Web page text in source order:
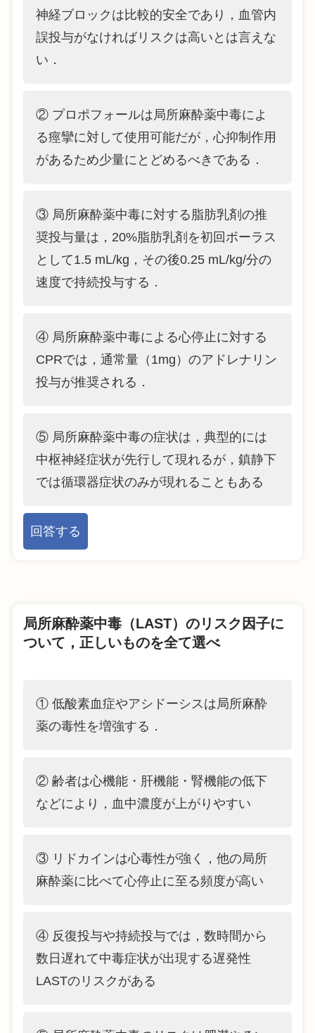
神経ブロックは比較的安全であり，血管内
誤投与がなければリスクは高いとは言えな
い．
② プロポフォールは局所麻酔薬中毒によ
る痙攣に対して使用可能だが，心抑制作用
があるため少量にとどめるべきである．
③ 局所麻酔薬中毒に対する脂肪乳剤の推
奨投与量は，20%脂肪乳剤を初回ボーラス
として1.5 mL/kg，その後0.25 mL/kg/分の
速度で持続投与する．
④ 局所麻酔薬中毒による心停止に対する
CPRでは，通常量（1mg）のアドレナリン
投与が推奨される．
⑤ 局所麻酔薬中毒の症状は，典型的には
中枢神経症状が先行して現れるが，鎮静下
では循環器症状のみが現れることもある
回答する
局所麻酔薬中毒（LAST）のリスク因子に
ついて，正しいものを全て選べ
① 低酸素血症やアシドーシスは局所麻酔
薬の毒性を増強する．
② 齢者は心機能・肝機能・腎機能の低下
などにより，血中濃度が上がりやすい
③ リドカインは心毒性が強く，他の局所
麻酔薬に比べて心停止に至る頻度が高い
④ 反復投与や持続投与では，数時間から
数日遅れて中毒症状が出現する遅発性
LASTのリスクがある